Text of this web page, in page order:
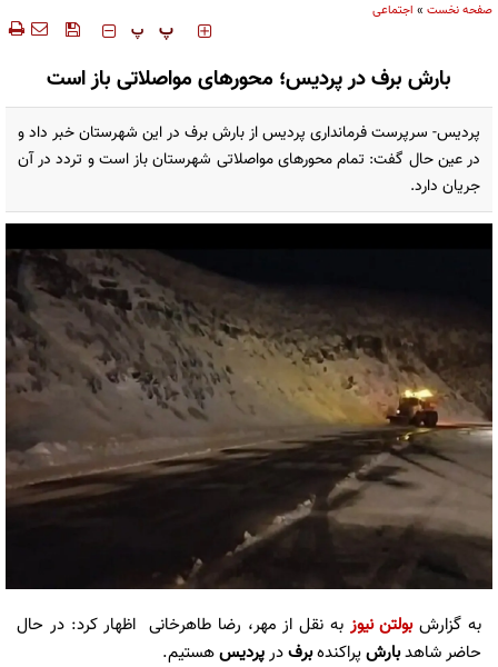
صفحه نخست » اجتماعی
‍‍‍ پ پ
بارش برف در پردیس؛ محورهای مواصلاتی باز است
پردیس- سرپرست فرمانداری پردیس از بارش برف در این شهرستان خبر داد و
در عین حال گفت: تمام محورهای مواصلاتی شهرستان باز است و تردد در آن
جریان دارد.
به گزارش بولتن نیوز به نقل از مهر، رضا طاهرخانی اظهار کرد: در حال
حاضر شاهدبارشپراکندهبرفدرپردیسهستیم.